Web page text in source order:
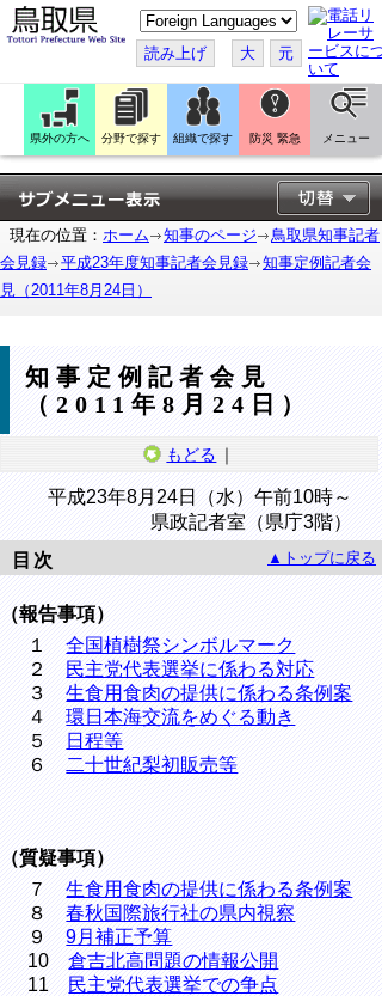
こ
の
ペ
ー
ジ
翻
訳
す
る
読み上げ 大 元
県外の方へ 分野で探す 組織で探す 防災 緊急 メニュー
現在の位置： ホーム 知事のページ
鳥取県知事記者
会見録
平成23年度知事記者会見録
知事定例記者会
見（2011年8月24日）
知事定例記者会見
（2011年8月24日）
もどる ｜
平成23年8月24日（水）午前10時～
県政記者室（県庁3階）
目次
▲トップに戻る
（報告事項）
１全国植樹祭シンボルマーク
２ 民主党代表選挙に係わる対応
３生食用食肉の提供に係わる条例案
４環日本海交流をめぐる動き
５
日程等
６ 二十世紀梨初販売等
（質疑事項）
７生食用食肉の提供に係わる条例案
８春秋国際旅行社の県内視察
９9月補正予算
10倉吉北高問題の情報公開
11 民主党代表選挙での争点